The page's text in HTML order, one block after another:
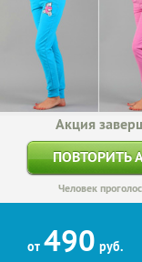
Акция
ПОВТОРИТЬ
Человек
от 490 руб.